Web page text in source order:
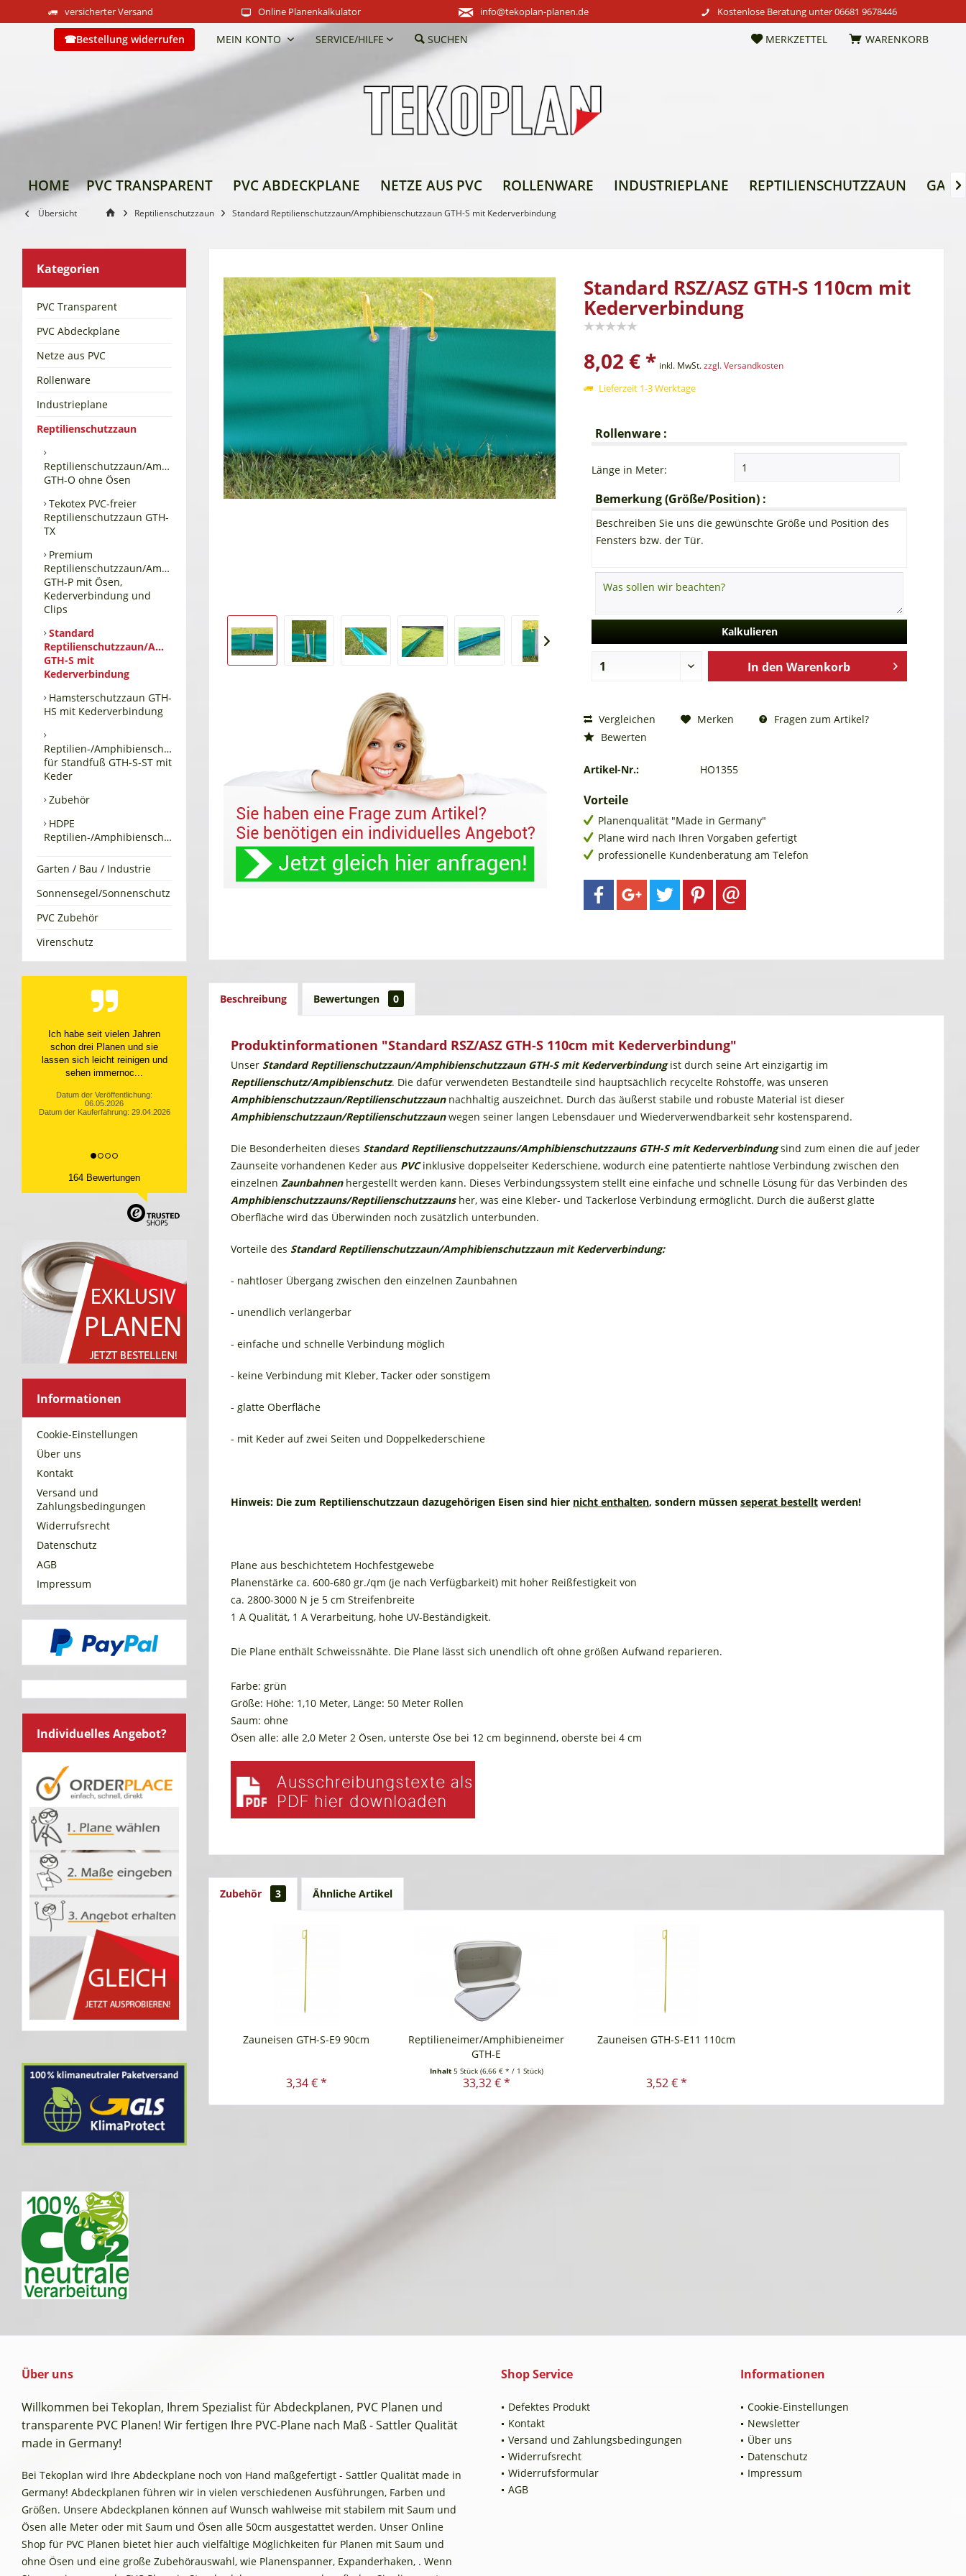
versicherter Versand Online Planenkalkulator info@tekoplan-planen.de Kostenlose Beratung unter06681 9678446
Bestellung widerrufen WARENKORB
MERKZETTEL
MEIN KONTO SERVICE/HILFE SUCHEN
HOME PVC TRANSPARENT PVC ABDECKPLANE NETZE AUS PVC ROLLENWARE INDUSTRIEPLANE REPTILIENSCHUTZZAUN 
Übersicht Reptilienschutzzaun Standard Reptilienschutzzaun/Amphibienschutzzaun GTH-S mit Kederverbindung
Kategorien
PVC Transparent
PVC Abdeckplane
Netze aus PVC
Rollenware
Industrieplane
Reptilienschutzzaun
Reptilienschutzzaun/Amphibienschutzzaun
GTH-O ohne Ösen
Tekotex PVC-freier
Reptilienschutzzaun GTH-
TX
Premium
Reptilienschutzzaun/Amphibienschutzzaun
GTH-P mit Ösen,
Kederverbindung und
Clips
Standard
Reptilienschutzzaun/Amphibienschutzzaun
GTH-S mit
Kederverbindung
Hamsterschutzzaun GTH-
HS mit Kederverbindung
Reptilien-/Amphibienschutzzaun
für Standfuß GTH-S-ST mit
Keder
Zubehör
HDPE
Reptilien-/Amphibienschutzzaun
Garten / Bau / Industrie
Sonnensegel/Sonnenschutz
PVC Zubehör
Virenschutz
Top Service, top Produkt
Datum der Veröffentlichung:
10.04.2026
Datum der Kauferfahrung: 31.03.2026
164 Bewertungen
Informationen
Cookie-Einstellungen
Über uns
Kontakt
Versand und
Zahlungsbedingungen
Widerrufsrecht
Datenschutz
AGB
Impressum
Individuelles Angebot?
Standard RSZ/ASZ GTH-S 110cm mit
Kederverbindung
8,02 € * inkl. MwSt.zzgl. Versandkosten
Lieferzeit 1-3 Werktage
Rollenware :
Länge in Meter:
Bemerkung (Größe/Position) :
Beschreiben Sie uns die gewünschte Größe und Position des
Fensters bzw. der Tür.
Kalkulieren
In den Warenkorb
Vergleichen Merken
Fragen zum Artikel?
Bewerten
Artikel-Nr.: HO1355
Vorteile
Planenqualität "Made in Germany"
Plane wird nach Ihren Vorgaben gefertigt
professionelle Kundenberatung am Telefon
Beschreibung Bewertungen 0
Produktinformationen "Standard RSZ/ASZ GTH-S 110cm mit Kederverbindung"
Unser Standard Reptilienschutzzaun/Amphibienschutzzaun GTH-S mit Kederverbindungist durch seine Art einzigartig im
Reptilienschutz/Ampibienschutz. Die dafür verwendeten Bestandteile sind hauptsächlich recycelte Rohstoffe, was unseren
Amphibienschutzzaun/Reptilienschutzzaunnachhaltig auszeichnet. Durch das äußerst stabile und robuste Material ist dieser
Amphibienschutzzaun/Reptilienschutzzaunwegen seiner langen Lebensdauer und Wiederverwendbarkeit sehr kostensparend.
Die Besonderheiten dieses Standard Reptilienschutzzauns/Amphibienschutzzauns GTH-S mit Kederverbindung sind zum einen die auf jeder
Zaunseite vorhandenen Keder aus PVCinklusive doppelseiter Kederschiene, wodurch eine patentierte nahtlose Verbindung zwischen den
einzelnen Zaunbahnenhergestellt werden kann. Dieses Verbindungssystem stellt eine einfache und schnelle Lösung für das Verbinden des
Amphibienschutzzauns/Reptilienschutzzauns her, was eine Kleber- und Tackerlose Verbindung ermöglicht. Durch die äußerst glatte
Oberfläche wird das Überwinden noch zusätzlich unterbunden.
Vorteile des Standard Reptilienschutzzaun/Amphibienschutzzaun mit Kederverbindung:
- nahtloser Übergang zwischen den einzelnen Zaunbahnen
- unendlich verlängerbar
- einfache und schnelle Verbindung möglich
- keine Verbindung mit Kleber, Tacker oder sonstigem
- glatte Oberfläche
- mit Keder auf zwei Seiten und Doppelkederschiene
Hinweis: Die zum Reptilienschutzzaun dazugehörigen Eisen sind hier nicht enthalten, sondern müssen seperat bestellt werden!
Plane aus beschichtetem Hochfestgewebe
Planenstärke ca. 600-680 gr./qm (je nach Verfügbarkeit) mit hoher Reißfestigkeit von
ca. 2800-3000 N je 5 cm Streifenbreite
1 A Qualität, 1 A Verarbeitung, hohe UV-Beständigkeit.
Die Plane enthält Schweissnähte. Die Plane lässt sich unendlich oft ohne größen Aufwand reparieren.
Farbe: grün
Größe: Höhe: 1,10 Meter, Länge: 50 Meter Rollen
Saum: ohne
Ösen alle: alle 2,0 Meter 2 Ösen, unterste Öse bei 12 cm beginnend, oberste bei 4 cm
Zubehör 3 Ähnliche Artikel
Zauneisen GTH-S-E9 90cm
3,34 € *
Reptilieneimer/Amphibieneimer
GTH-E
Inhalt 5 Stück (6,66 € * / 1 Stück)
33,32 € *
Zauneisen GTH-S-E11 110cm
3,52 € *
Über uns
Willkommen bei Tekoplan, Ihrem Spezialist für Abdeckplanen, PVC Planen und
transparente PVC Planen! Wir fertigen Ihre PVC-Plane nach Maß - Sattler Qualität
made in Germany!
Bei Tekoplan wird Ihre Abdeckplane noch von Hand maßgefertigt - Sattler Qualität made in
Germany! Abdeckplanen führen wir in vielen verschiedenen Ausführungen, Farben und
Größen. Unsere Abdeckplanen können auf Wunsch wahlweise mit stabilem mit Saum und
Ösen alle Meter oder mit Saum und Ösen alle 50cm ausgestattet werden. Unser Online
Shop für PVC Planen bietet hier auch vielfältige Möglichkeiten für Planen mit Saum und
ohne Ösen und eine große Zubehörauswahl, wie Planenspanner, Expanderhaken, . Wenn
Shop Service
Defektes Produkt
Kontakt
Versand und Zahlungsbedingungen
Widerrufsrecht
Widerrufsformular
AGB
Informationen
Cookie-Einstellungen
Newsletter
Über uns
Datenschutz
Impressum